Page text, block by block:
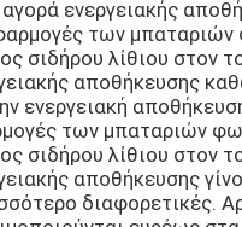
ενεργειακής
των
σιδήρου λίθιου στον
αποθήκευσης
ενεργειακή
των μπαταριών
σιδήρου λίθιου στον
αποθήκευσης
διαφορετικές.